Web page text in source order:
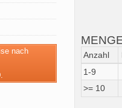
nach
Anzahl
1-9
>= 10